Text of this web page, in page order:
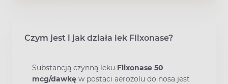
Czym jest i jak działa lek Flixonase?
Substancją czynną leku Flixonase 50
mcg/dawkę w postaci aerozolu do nosa jest